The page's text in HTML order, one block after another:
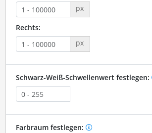
px
Rechts:
px
Schwarz-Weiß-Schwellenwert festlegen:
Farbraum festlegen: